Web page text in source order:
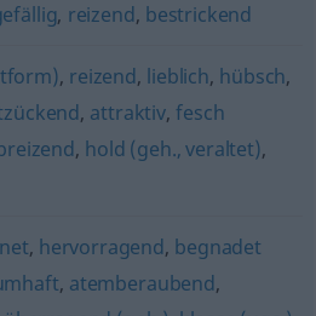
, reizend, bestrickend
, reizend, lieblich, hübsch,
, attraktiv,fesch
, hold (geh., veraltet),
, hervorragend, begnadet
, atemberaubend,